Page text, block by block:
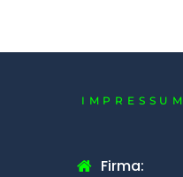
IMPRESSUM
Firma: